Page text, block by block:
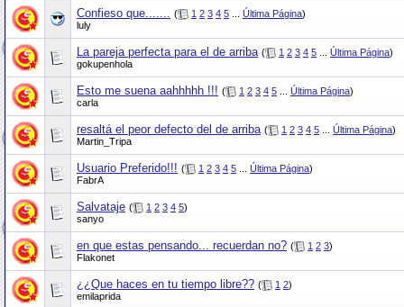
Confieso que....... ( 1 2 3 4 5 Última Página)
luly
La pareja perfecta para el de arriba ( 1 2 3 4 5 Última Página)
gokupenhola
Esto me suena aahhhhh !!! ( 1 2 3 4 5 Última Página)
carla
resaltá el peor defecto del de arriba ( 1 2 3 4 5 Última Página)
Martin_Tripa
Usuario Preferido!!! ( 1 2 3 4 5 Última Página)
FabrA
Salvataje ( 1 2 3 4 5)
sanyo
en que estas pensando... recuerdan no? ( 1 2 3)
Flakonet
¿¿Que haces en tu tiempo libre?? ( 1 2)
emilaprida